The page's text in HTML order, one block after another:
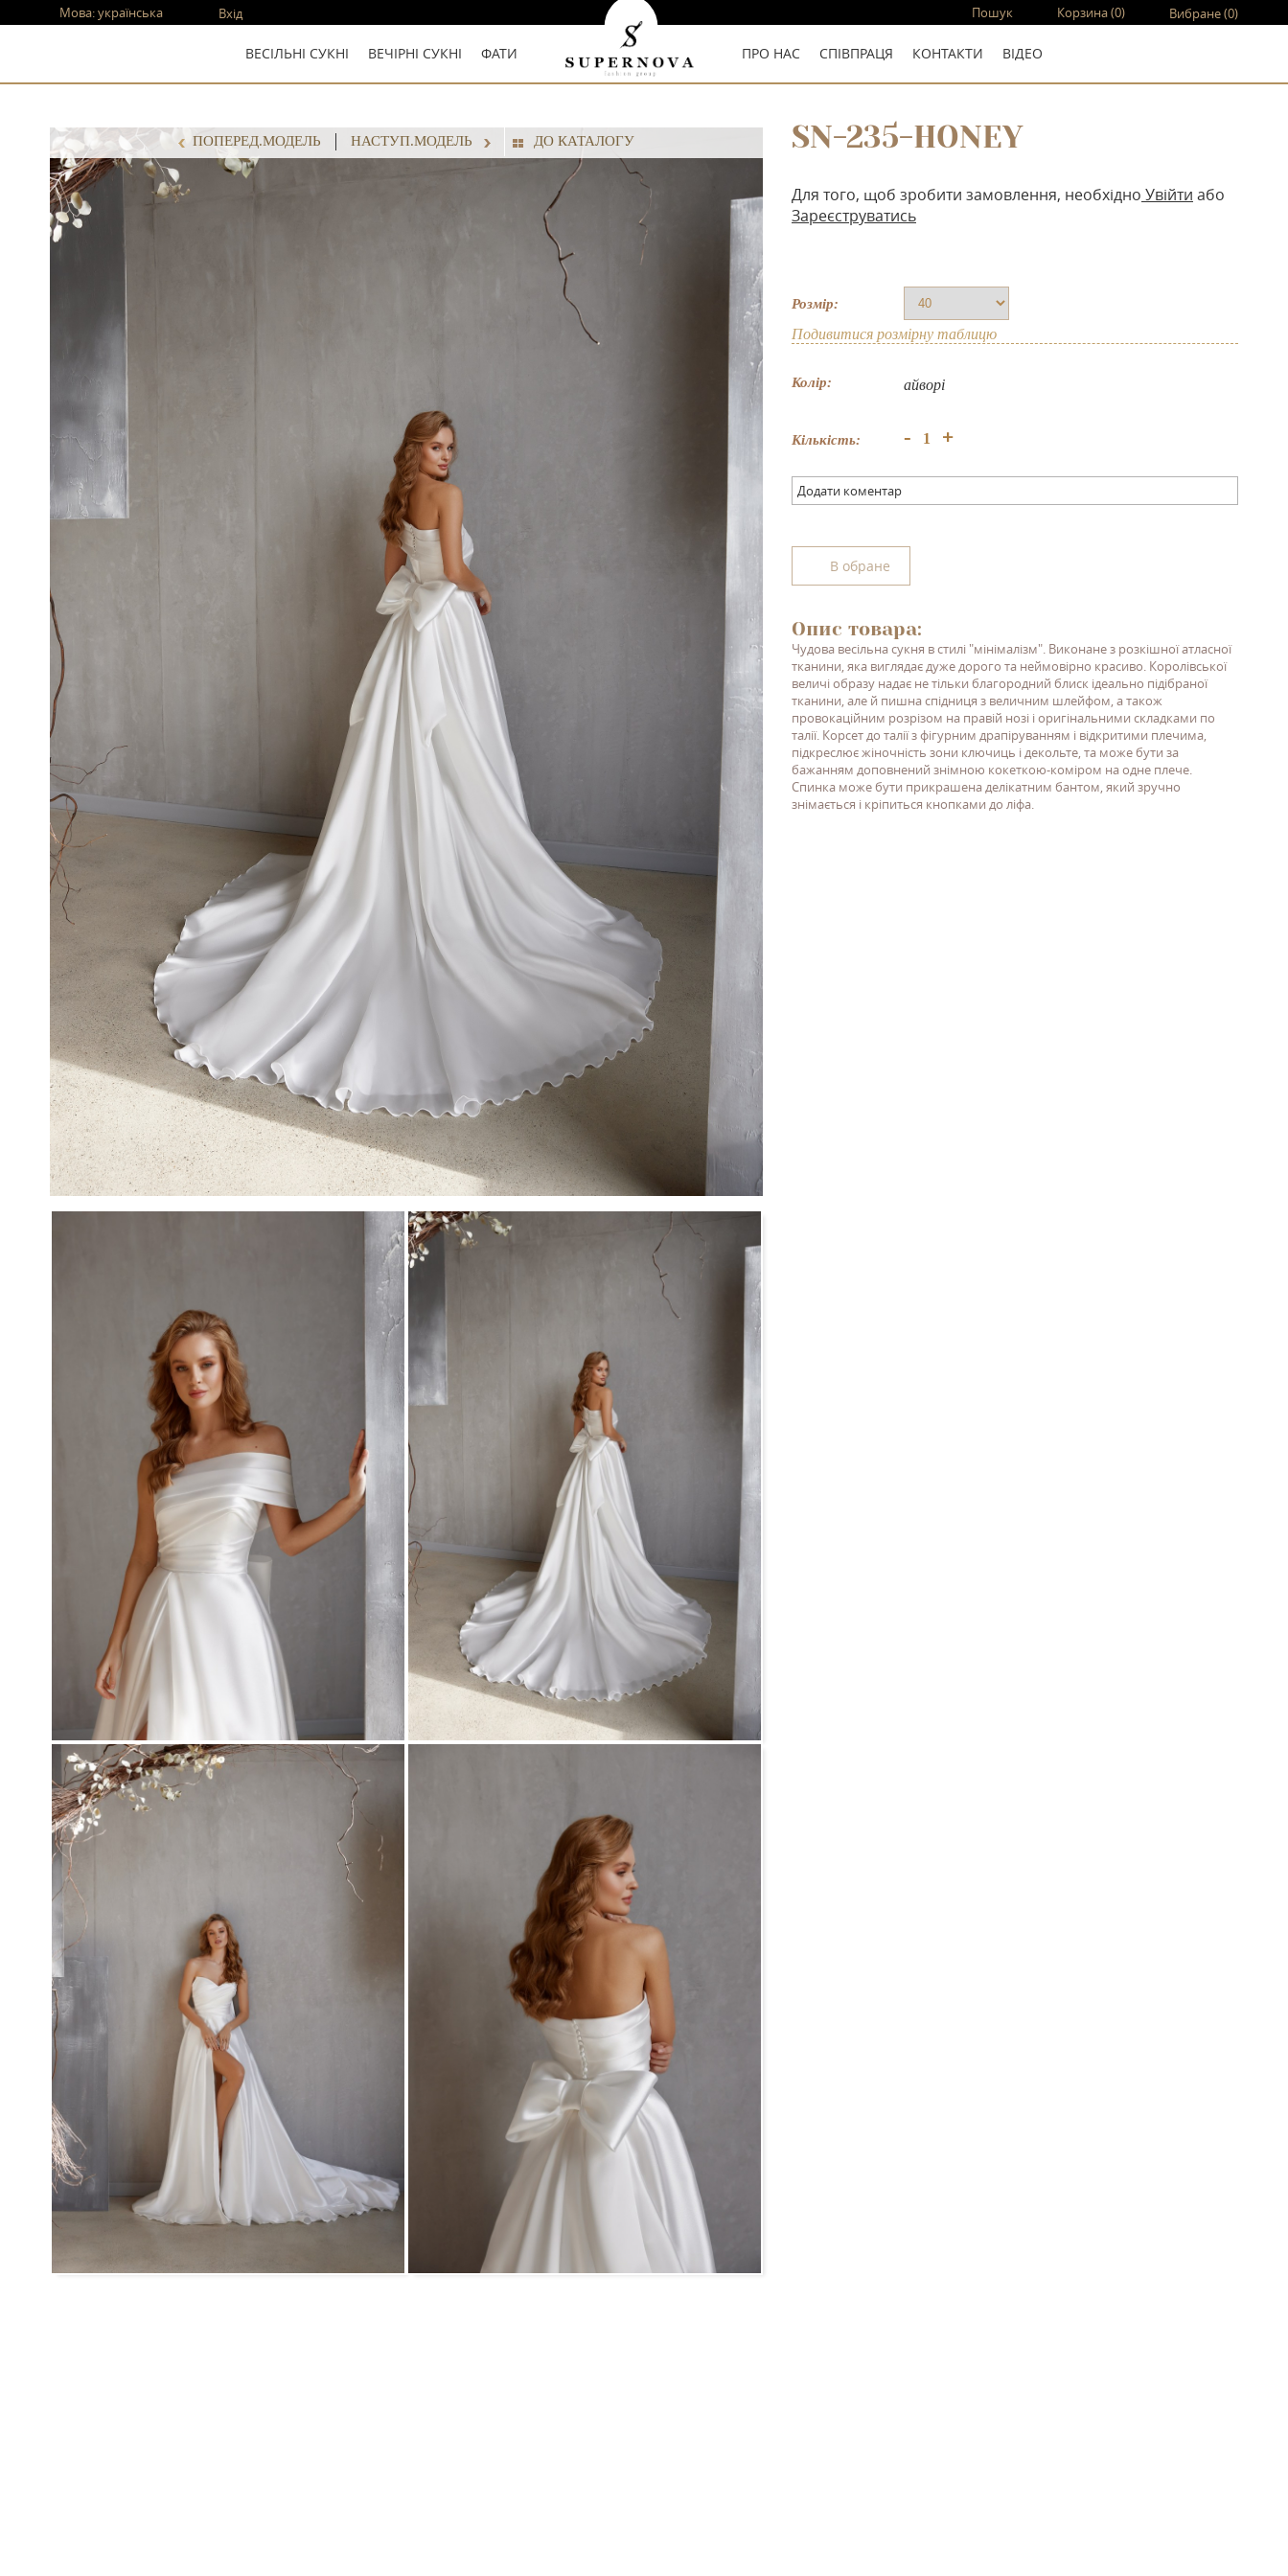
Мова:українська Вхід Пошук Корзина(0) Вибране(0)
ВЕСІЛЬНІ СУКНІ ВЕЧІРНІ СУКНІ ФАТИ ПРО НАС СПІВПРАЦЯ КОНТАКТИ ВIДЕО
ПОПЕРЕД.МОДЕЛЬ НАСТУП.МОДЕЛЬ ДО КАТАЛОГУ SN-235-HONEY
Для того, щоб зробити замовлення, необхідно Увійти або
Зареєструватись
Розмір:
Подивитися розмірну таблицю
Колір: айворі
Кількість: - +
Додати коментар
В обране
Опис товара:
Чудова весільна сукня в стилі "мінімалізм". Виконане з розкішної атласної
тканини, яка виглядає дуже дорого та неймовірно красиво. Королівської
величі образу надає не тільки благородний блиск ідеально підібраної
тканини, але й пишна спідниця з величним шлейфом, а також
провокаційним розрізом на правій нозі і оригінальними складками по
талії. Корсет до талії з фігурним драпіруванням і відкритими плечима,
підкреслює жіночність зони ключиць і декольте, та може бути за
бажанням доповнений знімною кокеткою-коміром на одне плече.
Спинка може бути прикрашена делікатним бантом, який зручно
знімається і кріпиться кнопками до ліфа.